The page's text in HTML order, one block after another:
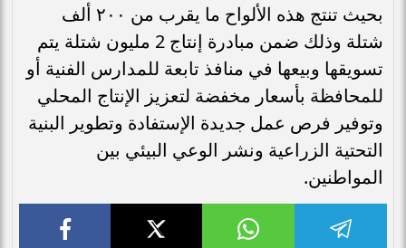
بحيث تنتج هذه الألواح ما يقرب من ٢٠٠ ألف
شتلة وذلك ضمن مبادرة إنتاج 2 مليون شتلة يتم
تسويقها وبيعها في منافذ تابعة للمدارس الفنية أو
للمحافظة بأسعار مخفضة لتعزيز الإنتاج المحلي
وتوفير فرص عمل جديدة الإستفادة وتطوير البنية
التحتية الزراعية ونشر الوعي البيئي بين
المواطنين.